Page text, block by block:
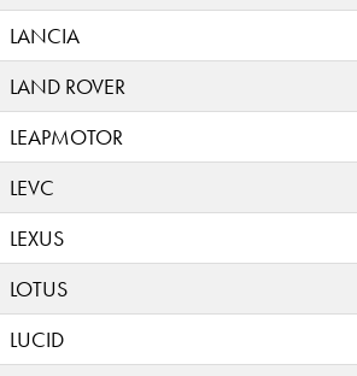
LANCIA
LAND ROVER
LEAPMOTOR
LEVC
LEXUS
LOTUS
LUCID